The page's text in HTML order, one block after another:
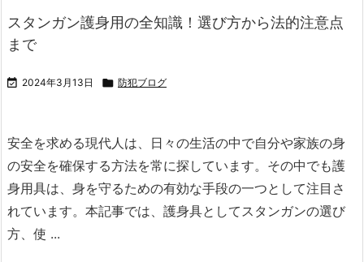
スタンガン護身用の全知識！選び方から法的注意点
まで
 2024年3月13日  防犯ブログ
安全を求める現代人は、日々の生活の中で自分や家族の身
の安全を確保する方法を常に探しています。 その中でも護
身用具は、身を守るための有効な手段の一つとして注目さ
れています。 本記事では、護身具としてスタンガンの選び
方、使 ...